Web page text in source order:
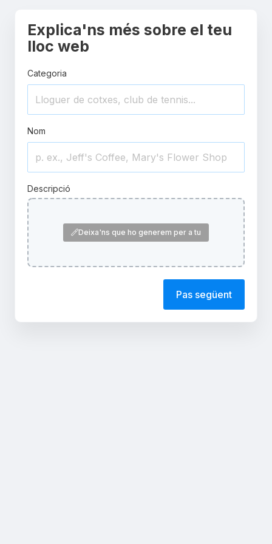
Explica'ns més sobre el teu
lloc web
Categoria
Nom
Descripció
Deixa'ns que ho generem per a tu
Pas següent